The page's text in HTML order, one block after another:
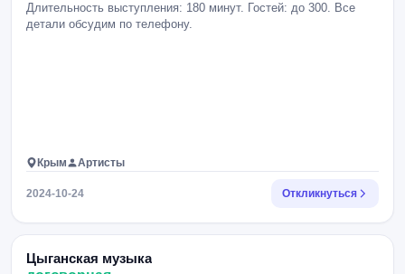
Длительность выступления: 180 минут. Гостей: до 300. Все
детали обсудим по телефону.
Крым Артисты
2024-10-24 Откликнуться
Цыганская музыка